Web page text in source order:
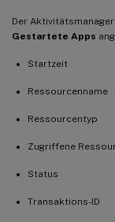
Der
Gestartete Apps
Startzeit
Ressourcenname
Ressourcentyp
Zugriffene
Status
Transaktions-ID